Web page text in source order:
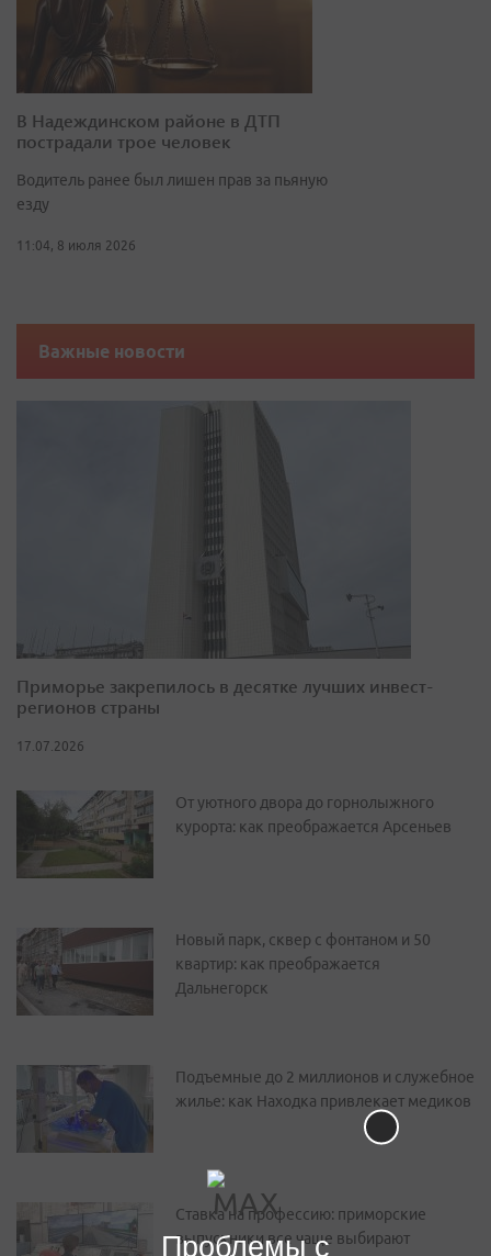
В Надеждинском районе в ДТП
пострадали трое человек
Водитель ранее был лишен прав за пьяную
езду
11:04, 8 июля 2026
Важные новости
Приморье закрепилось в десятке лучших инвест-
регионов страны
17.07.2026
От уютного двора до горнолыжного
курорта: как преображается Арсеньев
Новый парк, сквер с фонтаном и 50
квартир: как преображается
Дальнегорск
Подъемные до 2 миллионов и служебное
жилье: как Находка привлекает медиков
Ставка на профессию: приморские
выпускники все чаще выбирают
Проблемы с